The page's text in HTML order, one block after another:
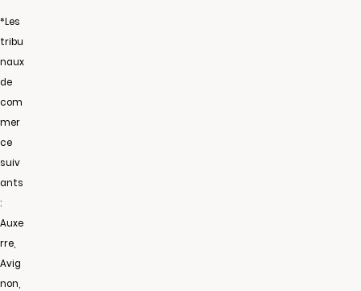
*Les
tribu
naux
de
com
mer
ce
suiv
ants
:
Auxe
rre,
Avig
non,